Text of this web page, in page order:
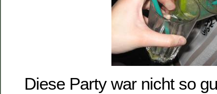
Diese Party war nicht so